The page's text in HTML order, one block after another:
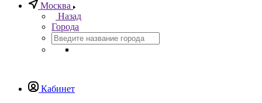
Москва
Назад
Города
Кабинет